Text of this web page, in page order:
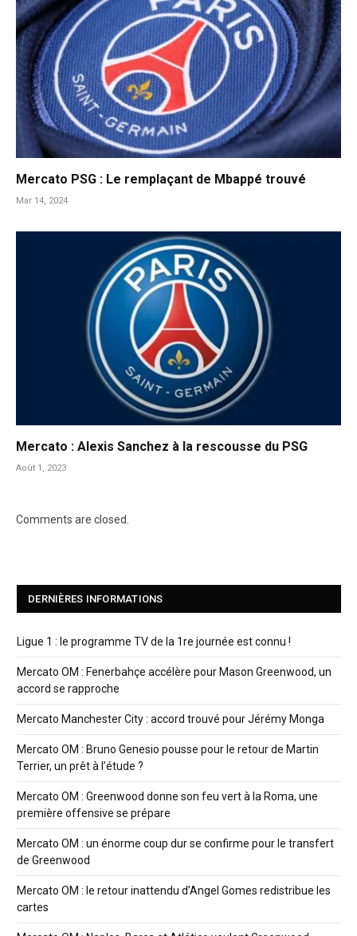
Mercato PSG : Le remplaçant de Mbappé trouvé
Mar 14, 2024
Mercato : Alexis Sanchez à la rescousse du PSG
Août 1, 2023
Comments are closed.
DERNIÈRES INFORMATIONS
Ligue 1 : le programme TV de la 1re journée est connu !
Mercato OM : Fenerbahçe accélère pour Mason Greenwood, un
accord se rapproche
Mercato Manchester City : accord trouvé pour Jérémy Monga
Mercato OM : Bruno Genesio pousse pour le retour de Martin
Terrier, un prêt à l’étude ?
Mercato OM : Greenwood donne son feu vert à la Roma, une
première offensive se prépare
Mercato OM : un énorme coup dur se confirme pour le transfert
de Greenwood
Mercato OM : le retour inattendu d’Angel Gomes redistribue les
cartes